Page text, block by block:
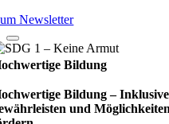
Newsletter
Bildung
Bildung –
und